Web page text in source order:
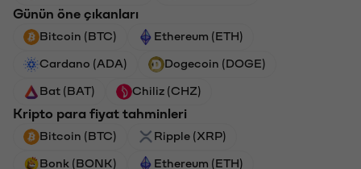
Günün öne çıkanları
Bitcoin (BTC) Ethereum (ETH)
Cardano (ADA) Dogecoin (DOGE)
Bat (BAT) Chiliz (CHZ)
Kripto para fiyat tahminleri
Bitcoin (BTC) Ripple (XRP)
Bonk (BONK) Ethereum (ETH)